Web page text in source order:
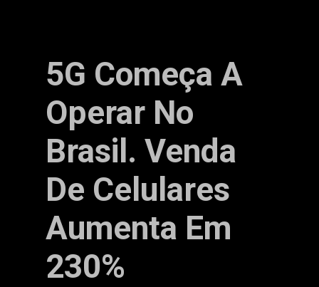
5G Começa A
Operar No
Brasil. Venda
De Celulares
Aumenta Em
230%